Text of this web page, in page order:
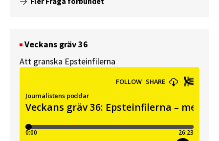
Veckans gräv 36
Att granska Epsteinfilerna